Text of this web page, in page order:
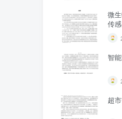
微
传
智
超